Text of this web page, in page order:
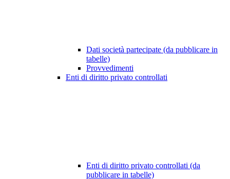
Dati società partecipate (da pubblicare in
tabelle)
Provvedimenti
Enti di diritto privato controllati
Enti di diritto privato controllati (da
pubblicare in tabelle)